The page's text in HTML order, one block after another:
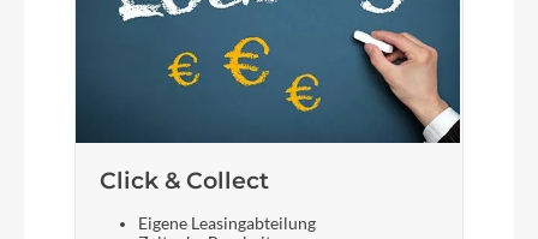
Click & Collect
Eigene Leasingabteilung